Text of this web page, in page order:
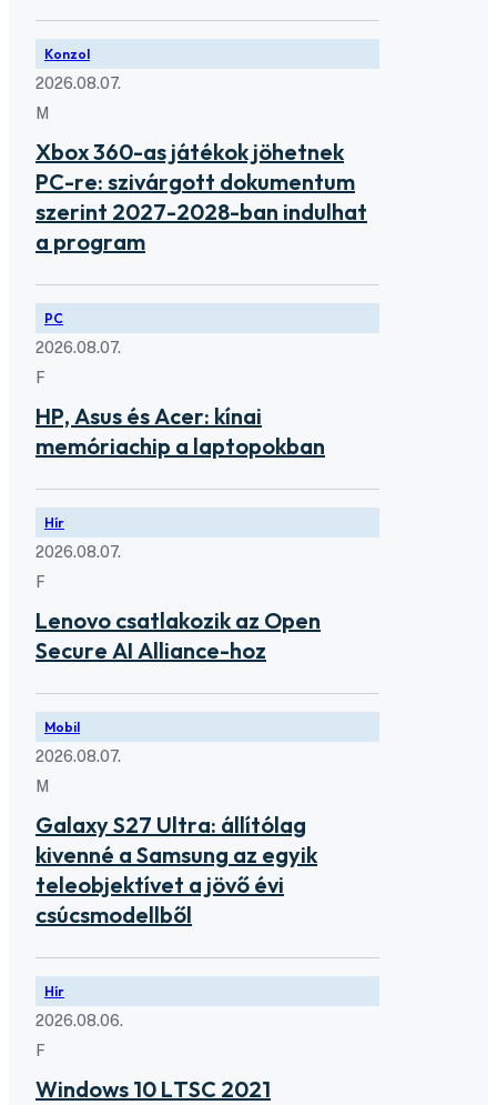
Konzol
2026.08.07.
M
Xbox 360-as játékok jöhetnek
PC-re: szivárgott dokumentum
szerint 2027-2028-ban indulhat
a program
PC
2026.08.07.
F
HP, Asus és Acer: kínai
memóriachip a laptopokban
Hír
2026.08.07.
F
Lenovo csatlakozik az Open
Secure AI Alliance-hoz
Mobil
2026.08.07.
M
Galaxy S27 Ultra: állítólag
kivenné a Samsung az egyik
teleobjektívet a jövő évi
csúcsmodellből
Hír
2026.08.06.
F
Windows 10 LTSC 2021